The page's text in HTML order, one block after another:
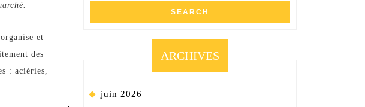
et
des
: aciéries,
ARCHIVES
juin 2026